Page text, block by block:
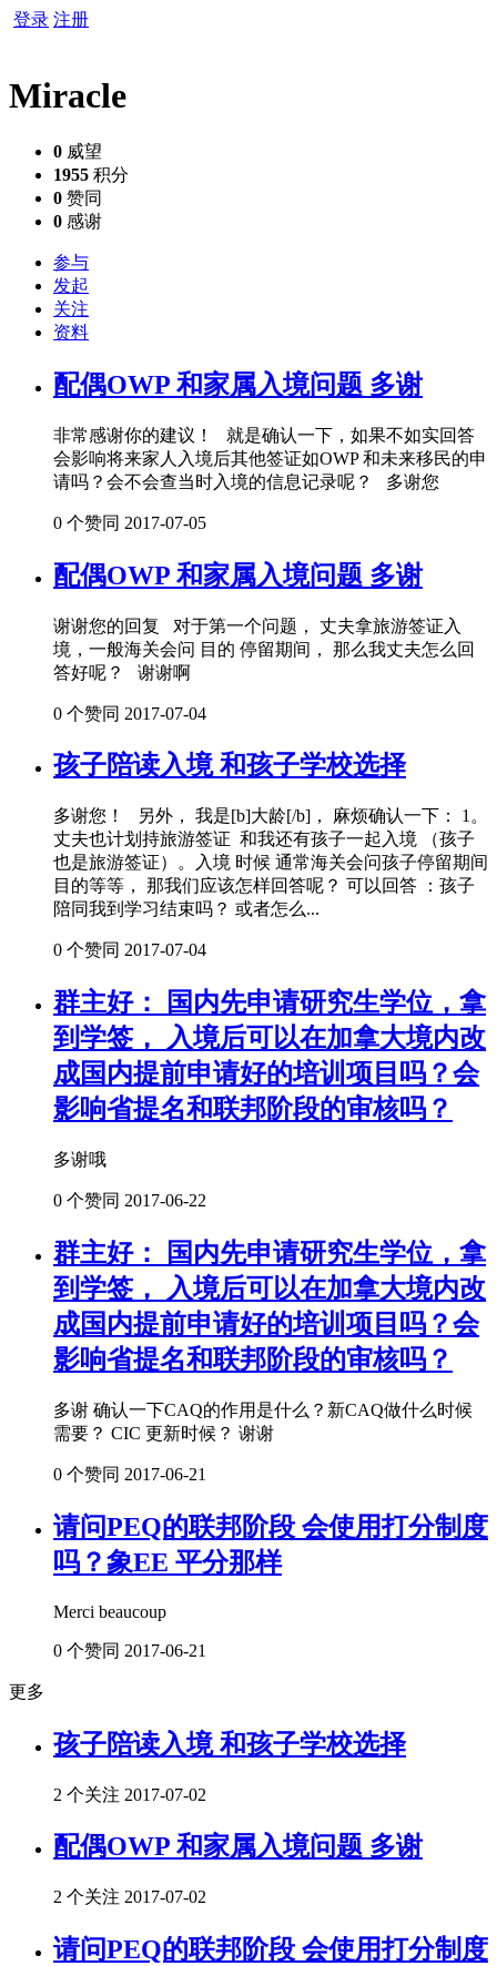
登录 注册
Miracle
0 威望
1955 积分
0 赞同
0 感谢
参与
发起
关注
资料
配偶OWP 和家属入境问题 多谢
非常感谢你的建议！ 就是确认一下，如果不如实回答
会影响将来家人入境后其他签证如OWP 和未来移民的申
请吗？会不会查当时入境的信息记录呢？ 多谢您
0 个赞同 2017-07-05
配偶OWP 和家属入境问题 多谢
谢谢您的回复 对于第一个问题， 丈夫拿旅游签证入
境，一般海关会问 目的 停留期间， 那么我丈夫怎么回
答好呢？ 谢谢啊
0 个赞同 2017-07-04
孩子陪读入境 和孩子学校选择
多谢您！ 另外， 我是[b]大龄[/b]， 麻烦确认一下： 1。
丈夫也计划持旅游签证 和我还有孩子一起入境 （孩子
也是旅游签证）。入境 时候 通常海关会问孩子停留期间
目的等等， 那我们应该怎样回答呢？ 可以回答 ：孩子
陪同我到学习结束吗？ 或者怎么...
0 个赞同 2017-07-04
群主好： 国内先申请研究生学位，拿
到学签， 入境后可以在加拿大境内改
成国内提前申请好的培训项目吗？会
影响省提名和联邦阶段的审核吗？
多谢哦
0 个赞同 2017-06-22
群主好： 国内先申请研究生学位，拿
到学签， 入境后可以在加拿大境内改
成国内提前申请好的培训项目吗？会
影响省提名和联邦阶段的审核吗？
多谢 确认一下CAQ的作用是什么？新CAQ做什么时候
需要？ CIC 更新时候？ 谢谢
0 个赞同 2017-06-21
请问PEQ的联邦阶段 会使用打分制度
吗？象EE 平分那样
Merci beaucoup
0 个赞同 2017-06-21
更多
孩子陪读入境 和孩子学校选择
2 个关注 2017-07-02
配偶OWP 和家属入境问题 多谢
2 个关注 2017-07-02
请问PEQ的联邦阶段 会使用打分制度